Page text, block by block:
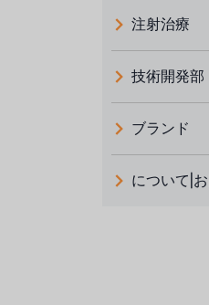
注射治療
技術開発部
ブランド
義大利
について|